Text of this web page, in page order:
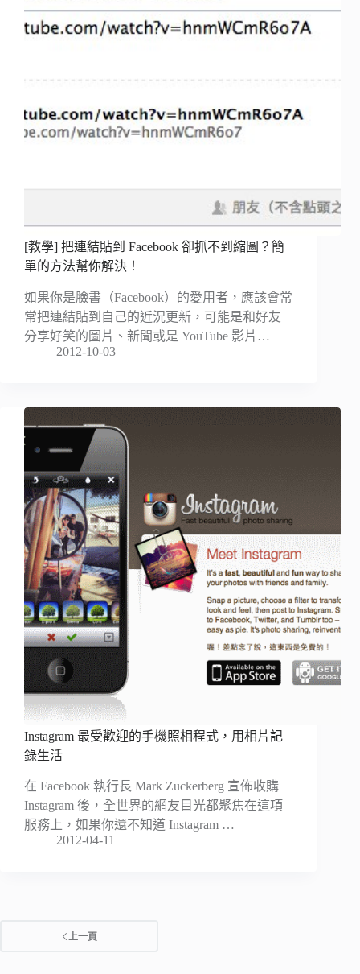
[教學] 把連結貼到 Facebook 卻抓不到縮圖？簡
單的方法幫你解決！
如果你是臉書（Facebook）的愛用者，應該會常
常把連結貼到自己的近況更新，可能是和好友
分享好笑的圖片、新聞或是 YouTube 影片…
2012-10-03
Instagram 最受歡迎的手機照相程式，用相片記
錄生活
在 Facebook 執行長 Mark Zuckerberg 宣佈收購
Instagram 後，全世界的網友目光都聚焦在這項
服務上，如果你還不知道 Instagram …
2012-04-11
上一頁